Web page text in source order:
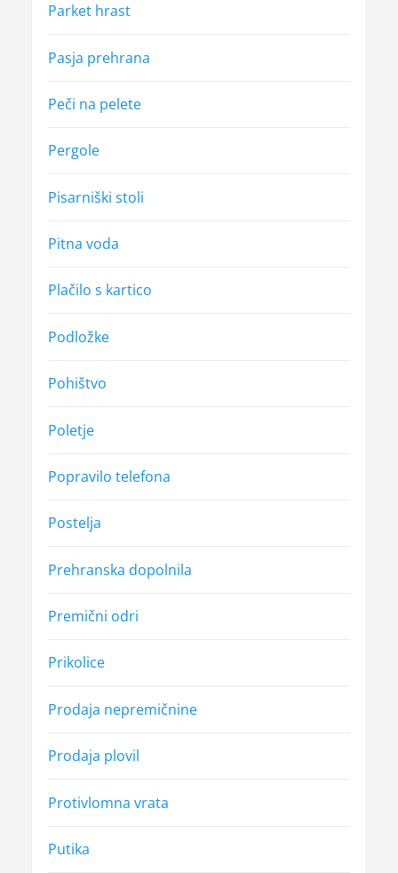
Parket hrast
Pasja prehrana
Peči na pelete
Pergole
Pisarniški stoli
Pitna voda
Plačilo s kartico
Podložke
Pohištvo
Poletje
Popravilo telefona
Postelja
Prehranska dopolnila
Premični odri
Prikolice
Prodaja nepremičnine
Prodaja plovil
Protivlomna vrata
Putika